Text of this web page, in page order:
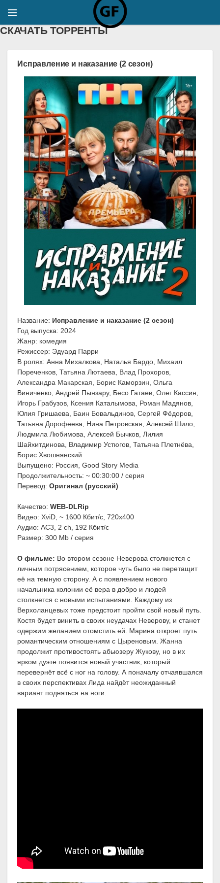
СКАЧАТЬ ТОРРЕНТЫ
Исправление и наказание (2 сезон)
Название: Исправление и наказание (2 сезон)
Год выпуска: 2024
Жанр: комедия
Режиссер: Эдуард Парри
В ролях: Анна Михалкова, Наталья Бардо, Михаил
Пореченков, Татьяна Лютаева, Влад Прохоров,
Александра Макарская, Борис Каморзин, Ольга
Виниченко, Андрей Пынзару, Бесо Гатаев, Олег Кассин,
Игорь Грабузов, Ксения Каталымова, Роман Мадянов,
Юлия Гришаева, Баин Бовальдинов, Сергей Фёдоров,
Татьяна Дорофеева, Нина Петровская, Алексей Шило,
Людмила Любимова, Алексей Бычков, Лилия
Шайхитдинова, Владимир Устюгов, Татьяна Плетнёва,
Борис Хвошнянский
Выпущено: Россия, Good Story Media
Продолжительность: ~ 00:30:00 / серия
Перевод: Оригинал (русский)
Качество: WEB-DLRip
Видео: XviD, ~ 1600 Кбит/с, 720x400
Аудио: AC3, 2 ch, 192 Кбит/с
Размер: 300 Mb / серия
О фильме: Во втором сезоне Неверова столкнется с
личным потрясением, которое чуть было не перетащит
её на темную сторону. А с появлением нового
начальника колонии её вера в добро и людей
столкнется с новыми испытаниями. Каждому из
Верхоланцевых тоже предстоит пройти свой новый путь.
Костя будет винить в своих неудачах Неверову, и станет
одержим желанием отомстить ей. Марина откроет путь
романтическим отношениям с Цыреновым. Жанна
продолжит противостоять абьюзеру Жукову, но в их
ярком дуэте появится новый участник, который
перевернёт всё с ног на голову. А поначалу отчаявшаяся
в своих перспективах Лида найдёт неожиданный
вариант подняться на ноги.